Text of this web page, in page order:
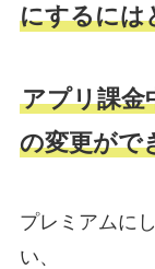
にするには
アプリ課金
の変更がで
プレミアムに
い、